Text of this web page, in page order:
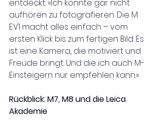
entdeckt. «Ich konnte gar nicht
aufhören zu fotografieren. Die M
EV1 macht alles einfach – vom
ersten Klick bis zum fertigen Bild. Es
ist eine Kamera, die motiviert und
Freude bringt. Und die ich auch M-
Einsteigern nur empfehlen kann.»
Rückblick: M7, M8 und die Leica
Akademie